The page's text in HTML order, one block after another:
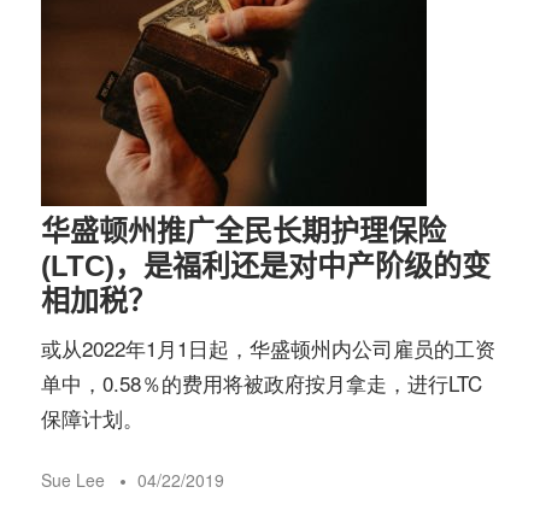
华盛顿州推广全民长期护理保险
(LTC)，是福利还是对中产阶级的变
相加税？
或从2022年1月1日起，华盛顿州内公司雇员的工资
单中，0.58％的费用将被政府按月拿走，进行LTC
保障计划。
Sue Lee 04/22/2019